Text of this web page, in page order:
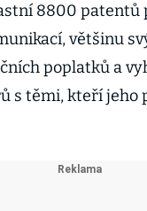
8800 patentů
většinu
poplatků a
s těmi, kteří jeho